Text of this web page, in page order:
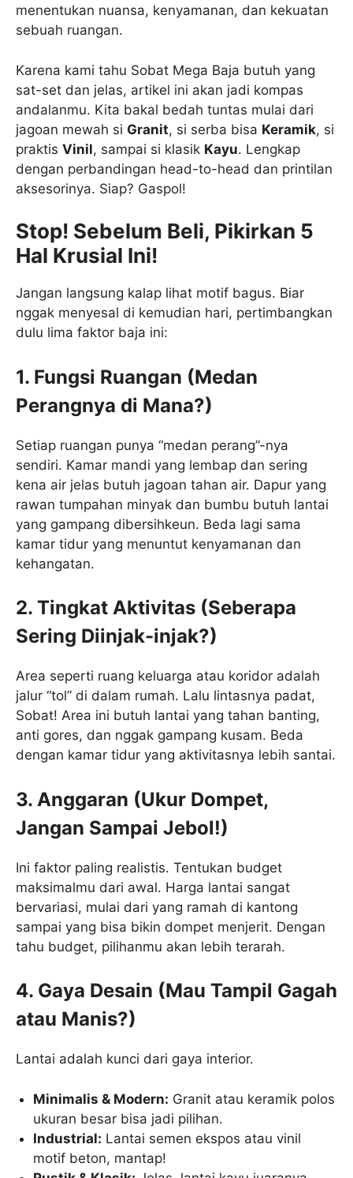
menentukan nuansa, kenyamanan, dan kekuatan
sebuah ruangan.
Karena kami tahu Sobat Mega Baja butuh yang
sat-set dan jelas, artikel ini akan jadi kompas
andalanmu. Kita bakal bedah tuntas mulai dari
jagoan mewah si Granit, si serba bisa Keramik, si
praktis Vinil, sampai si klasik Kayu. Lengkap
dengan perbandingan head-to-head dan printilan
aksesorinya. Siap? Gaspol!
Stop! Sebelum Beli, Pikirkan 5
Hal Krusial Ini!
Jangan langsung kalap lihat motif bagus. Biar
nggak menyesal di kemudian hari, pertimbangkan
dulu lima faktor baja ini:
1. Fungsi Ruangan (Medan
Perangnya di Mana?)
Setiap ruangan punya “medan perang”-nya
sendiri. Kamar mandi yang lembap dan sering
kena air jelas butuh jagoan tahan air. Dapur yang
rawan tumpahan minyak dan bumbu butuh lantai
yang gampang dibersihkeun. Beda lagi sama
kamar tidur yang menuntut kenyamanan dan
kehangatan.
2. Tingkat Aktivitas (Seberapa
Sering Diinjak-injak?)
Area seperti ruang keluarga atau koridor adalah
jalur “tol” di dalam rumah. Lalu lintasnya padat,
Sobat! Area ini butuh lantai yang tahan banting,
anti gores, dan nggak gampang kusam. Beda
dengan kamar tidur yang aktivitasnya lebih santai.
3. Anggaran (Ukur Dompet,
Jangan Sampai Jebol!)
Ini faktor paling realistis. Tentukan budget
maksimalmu dari awal. Harga lantai sangat
bervariasi, mulai dari yang ramah di kantong
sampai yang bisa bikin dompet menjerit. Dengan
tahu budget, pilihanmu akan lebih terarah.
4. Gaya Desain (Mau Tampil Gagah
atau Manis?)
Lantai adalah kunci dari gaya interior.
Minimalis & Modern: Granit atau keramik polos
ukuran besar bisa jadi pilihan.
Industrial: Lantai semen ekspos atau vinil
motif beton, mantap!